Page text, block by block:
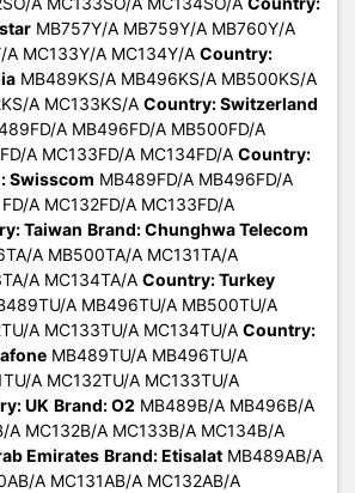
MB757Y/A MB759Y/A MB760Y/A
A MC133Y/A MC134Y/A Country:
MB489KS/A MB496KS/A MB500KS/A
A MC133KS/A Country: Switzerland
A MB496FD/A MB500FD/A
A MC133FD/A MC134FD/A Country:
Swisscom MB489FD/A MB496FD/A
A MC132FD/A MC133FD/A
Taiwan Brand: Chunghwa Telecom
A MB500TA/A MC131TA/A
A MC134TA/A Country: Turkey
A MB496TU/A MB500TU/A
A MC133TU/A MC134TU/A Country:
MB489TU/A MB496TU/A
A MC132TU/A MC133TU/A
UK Brand: O2 MB489B/A MB496B/A
A MC132B/A MC133B/A MC134B/A
Emirates Brand: Etisalat MB489AB/A
A MC131AB/A MC132AB/A